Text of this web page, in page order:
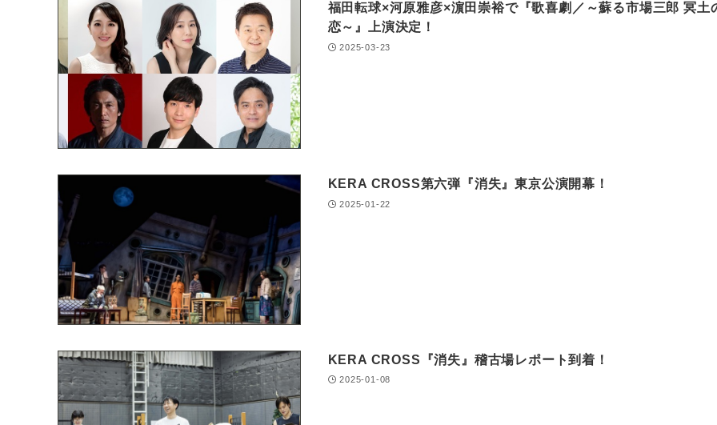
福⽥転球×河原雅彦×濵⽥崇裕で『歌喜劇／～蘇る市場三郎 冥⼟
恋～』上演決定！
2025-03-23
KERA CROSS第六弾『消失』東京公演開幕！
2025-01-22
KERA CROSS『消失』稽古場レポート到着！
2025-01-08